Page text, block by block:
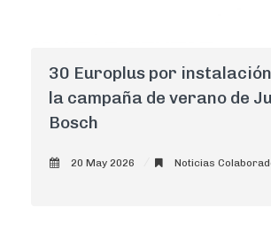
30 Europlus por
la campaña de verano de
Bosch
20 May 2026
Noticias